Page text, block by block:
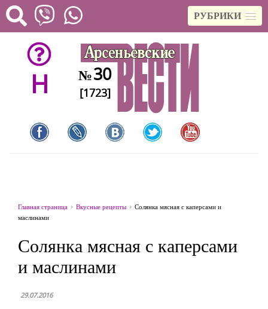
РУБРИКИ
H №30
[1723]
Главная страница Вкусные рецепты
Солянка мясная с каперсами и
маслинами
Солянка мясная с каперсами
и маслинами
29.07.2016